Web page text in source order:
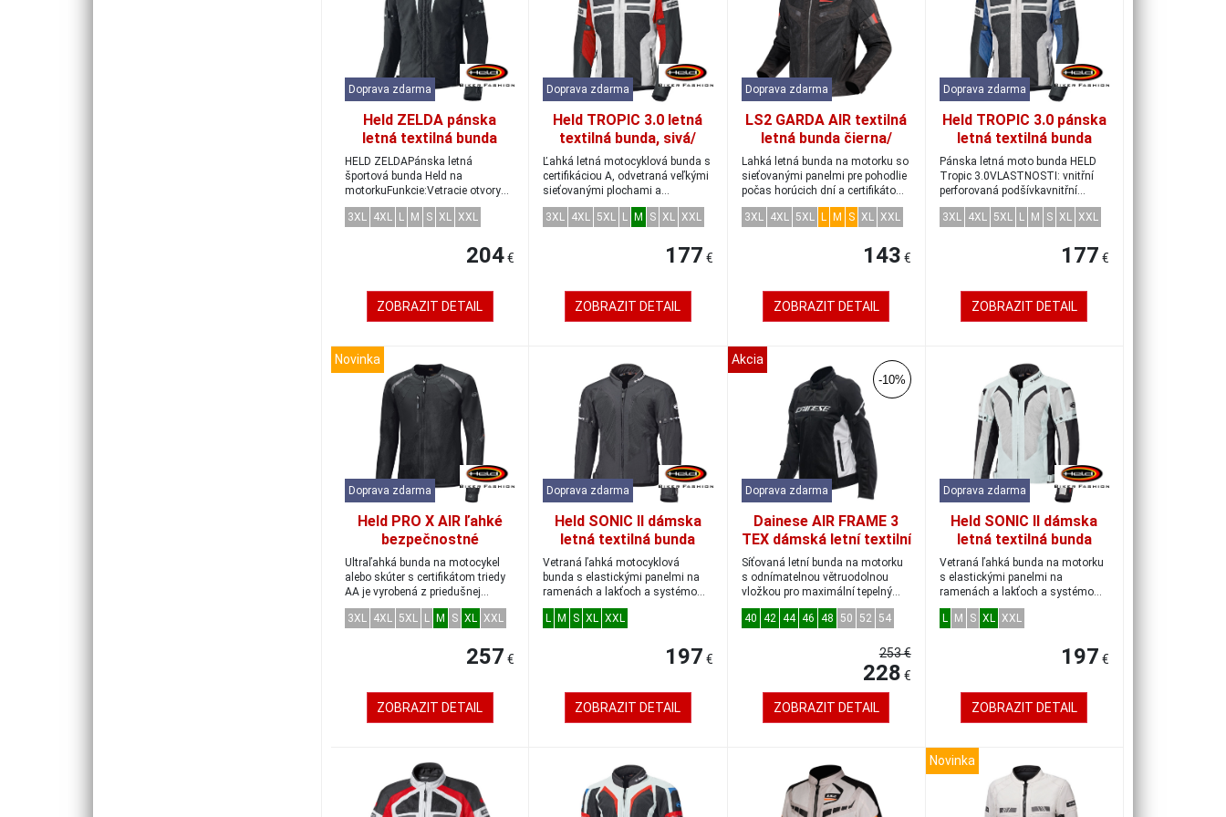
Doprava zdarma
Held ZELDA pánska
letná textilná bunda
čierna/biela
HELD ZELDAPánska letná
športová bunda Held na
motorkuFunkcie:Vetracie otvory
na zipsperforovaná podš...
3XL 4XL L M S XL XXL
204 €
ZOBRAZIT DETAIL
Doprava zdarma
Held TROPIC 3.0 letná
textilná bunda, sivá/
červená, veľkosť L
Ľahká letná motocyklová bunda s
certifikáciou A, odvetraná veľkými
sieťovanými plochami a
pripravená...
3XL 4XL 5XL L M S XL XXL
177 €
ZOBRAZIT DETAIL
Doprava zdarma
LS2 GARDA AIR textilná
letná bunda čierna/
červená veľkosť M
Lahká letná bunda na motorku so
sieťovanými panelmi pre pohodlie
počas horúcich dní a certifikátom
t...
3XL
4XL 5XL L M S XL XXL
143 €
ZOBRAZIT DETAIL
Doprava zdarma
Held TROPIC 3.0 pánska
letná textilná bunda
šedá/modrá veľkosť L
Pánska letná moto bunda HELD
Tropic 3.0VLASTNOSTI: vnitřní
perforovaná podšívkavnitřní
panely s chla...
3XL 4XL 5XL L M S XL XXL
177 €
ZOBRAZIT DETAIL
Novinka
Doprava zdarma
Held PRO X AIR ľahké
bezpečnostné
tričko/kabát čierny
veľkosť L
Ultraľahká bunda na motocykel
alebo skúter s certifikátom triedy
AA je vyrobená z priedušnej
tkaniny...
3XL 4XL 5XL L M S XL XXL
257 €
ZOBRAZIT DETAIL
Doprava zdarma
Held SONIC II dámska
letná textilná bunda
čierna
Vetraná ľahká motocyklová
bunda s elastickými panelmi na
ramenách a lakťoch a systémom
Clip-in na pr...
L
M S XL XXL
197 €
ZOBRAZIT DETAIL
Akcia
-10%
Doprava zdarma
Dainese AIR FRAME 3
TEX dámská letní textilní
bunda černá/bílá vel.44
Síťovaná letní bunda na motorku
s odnímatelnou větruodolnou
vložkou pro maximální tepelný
komfort a ...
40 42 44 46 48 50 52 54
253 €
228 €
ZOBRAZIT DETAIL
Doprava zdarma
Held SONIC II dámska
letná textilná bunda
sivá/čierna
Vetraná ľahká bunda na motorku
s elastickými panelmi na
ramenách a lakťoch a systémom
Clip-in na pri...
L
M S XL XXL
197 €
ZOBRAZIT DETAIL
Novinka